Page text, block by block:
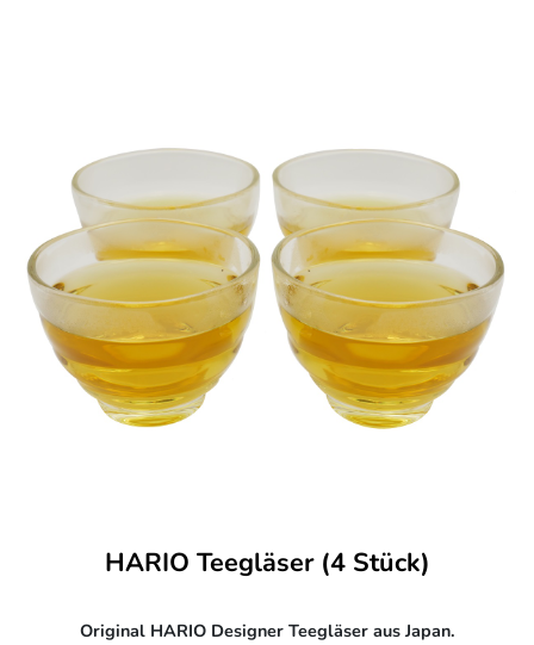
HARIO Teegläser (4 Stück)
Original HARIO Designer Teegläser aus Japan.